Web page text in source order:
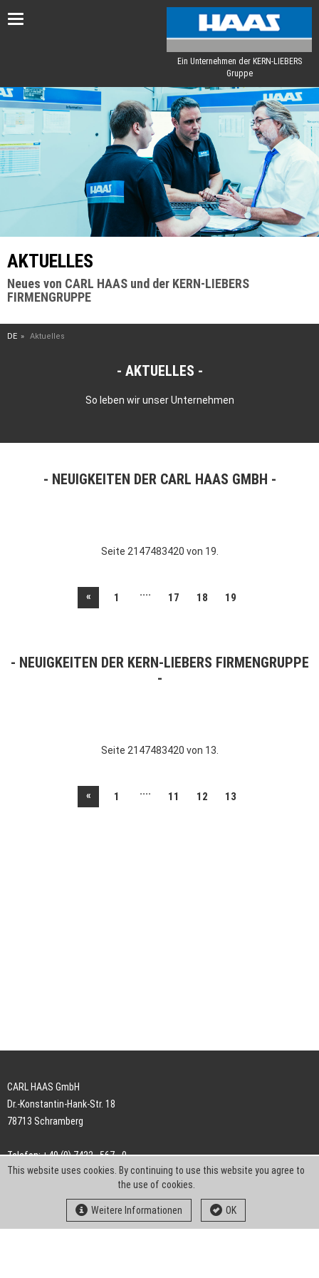
Toggle
Ein Unternehmen der KERN-LIEBERS
Gruppe
AKTUELLES
Neues von CARL HAAS und der KERN-LIEBERS
FIRMENGRUPPE
DE Aktuelles
AKTUELLES
So leben wir unser Unternehmen
NEUIGKEITEN DER CARL HAAS GMBH
Seite 2147483420 von 19.
« 1 .... 17 18 19
NEUIGKEITEN DER KERN-LIEBERS FIRMENGRUPPE
Seite 2147483420 von 13.
« 1 .... 11 12 13
CARL HAAS GmbH
Dr.-Konstantin-Hank-Str. 18
78713 Schramberg
Telefon: +49 (0) 7422 . 567 - 0
Telefax: +49 (0) 7422 . 567 - 239
info-ch@kern-liebers.com
This website uses cookies. By continuing to use this website you agree to
the use of cookies.
Weitere Informationen OK